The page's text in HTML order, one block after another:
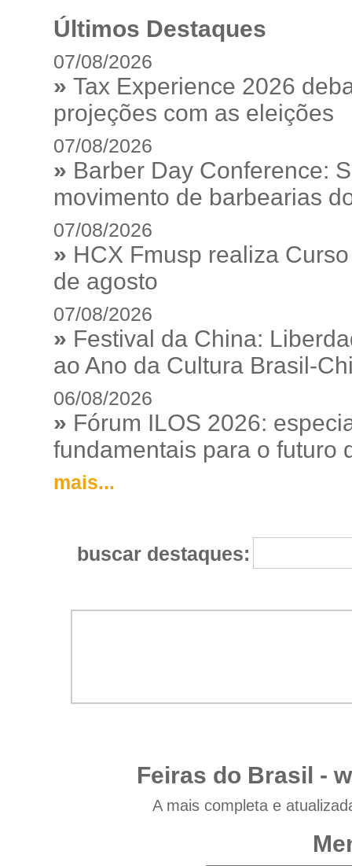
Últimos Destaques
07/08/2026
» Tax Experience 2026
projeções com as eleições
07/08/2026
» Barber Day Conference:
movimento de barbearias
07/08/2026
» HCX Fmusp realiza
de agosto
07/08/2026
» Festival da China:
ao Ano da Cultura Brasil-
06/08/2026
» Fórum ILOS 2026:
fundamentais para o futuro
mais...
buscar destaques:
Feiras do Brasil -
A mais completa e